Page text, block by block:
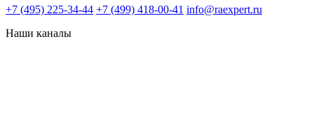
+7 (495) 225-34-44 +7 (499) 418-00-41 info@raexpert.ru
Наши каналы